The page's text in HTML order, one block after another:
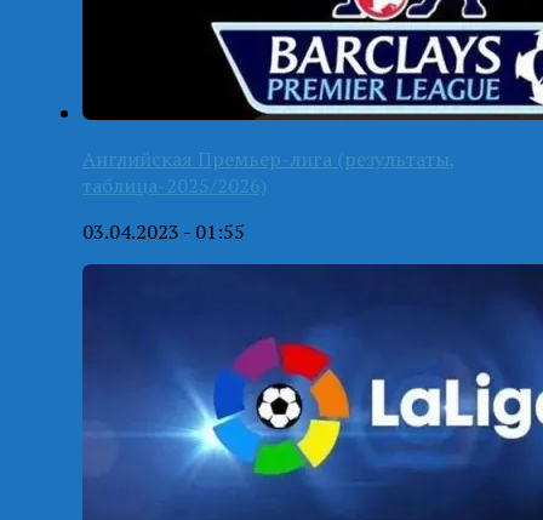
Английская Премьер-лига (результаты,
таблица-2025/2026)
03.04.2023 - 01:55